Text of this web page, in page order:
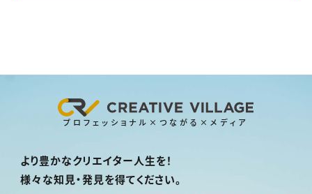
プロフェッショナル×つながる×メディア
より豊かなクリエイター人生を！
様々な知見・発見を得てください。